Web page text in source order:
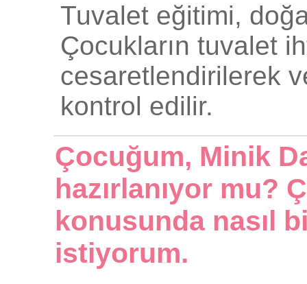
Tuvalet eğitimi,
Çocukların tuvalet
cesaretlendirilerek
kontrol edilir.
Çocuğum, Minik
hazırlanıyor mu?
konusunda nasıl
istiyorum.